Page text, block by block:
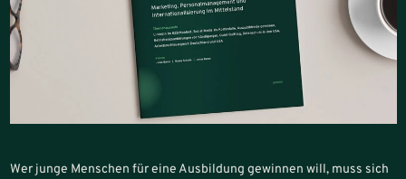
Wer junge Menschen für eine Ausbildung gewinnen will, muss sich